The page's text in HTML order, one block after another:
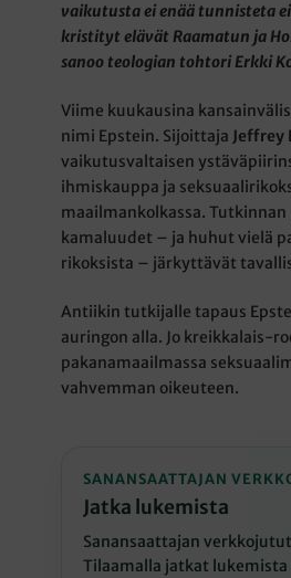
vaikutusta ei enää tunnisteta
kristityt elävät Raamatun ja
sanoo teologian tohtori Erkki
Viime kuukausina
nimi Epstein. Sijoittaja Jeffrey
vaikutusvaltaisen
ihmiskauppa ja
maailmankolkassa.
kamaluudet – ja huhut vielä
rikoksista – järkyttävät
Antiikin tutkijalle tapaus
auringon alla. Jo kreikkalais-
pakanamaailmassa
vahvemman oikeuteen.
SANANSAATTAJAN
Jatka lukemista
Sanansaattajan
Tilaamalla jatkat